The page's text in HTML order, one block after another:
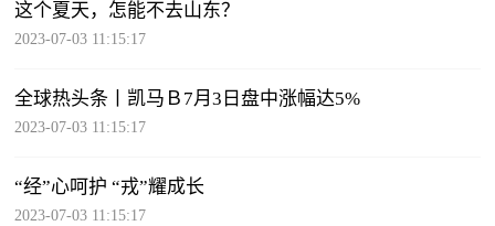
这个夏天，怎能不去山东？
2023-07-03 11:15:17
全球热头条丨凯马Ｂ7月3日盘中涨幅达5%
2023-07-03 11:15:17
“经”心呵护 “戎”耀成长
2023-07-03 11:15:17